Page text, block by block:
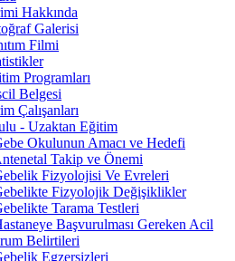
Hakkında
Galerisi
Filmi
Programları
Belgesi
Çalışanları
- Uzaktan Eğitim
Okulunun Amacı ve Hedefi
Takip ve Önemi
Fizyolojisi Ve Evreleri
Fizyolojik Değişiklikler
Tarama Testleri
Başvurulması Gereken Acil
Belirtileri
Egzersizleri